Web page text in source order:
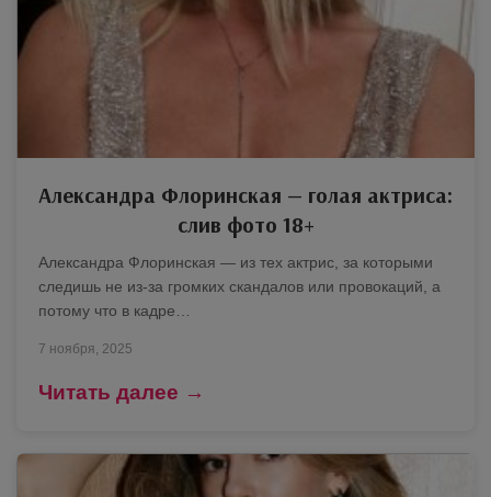
Александра Флоринская — голая актриса:
слив фото 18+
Александра Флоринская — из тех актрис, за которыми
следишь не из-за громких скандалов или провокаций, а
потому что в кадре…
7 ноября, 2025
Читать далее →